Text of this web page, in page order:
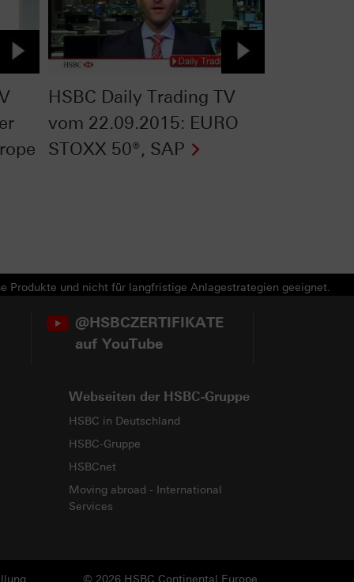
HSBC Daily Trading TV
vom 22.09.2015: EURO
STOXX 50®, SAP
Produkte und nicht für langfristige Anlagestrategien geeignet.
@HSBCZERTIFIKATE
auf YouTube
Webseiten der HSBC-Gruppe
HSBC in Deutschland
HSBC-Gruppe
HSBCnet
Moving abroad - International
Services
© 2026 HSBC Continental Europe